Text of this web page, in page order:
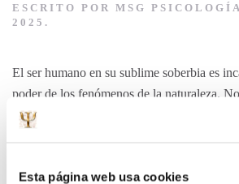
Esta página web usa cookies
ESCRITO POR MSG PSICOLOGÍA
2025 .
El ser humano en su sublime soberbia es
poder de los fenómenos de la naturaleza.
mundo y controladores…
LEER MÁS